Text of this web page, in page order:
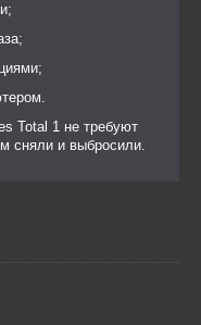
Total 1 не требуют
сняли и выбросили.